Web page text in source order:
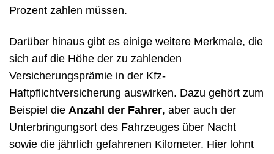
Prozent zahlen müssen.
Darüber hinaus gibt es einige weitere Merkmale, die
sich auf die Höhe der zu zahlenden
Versicherungsprämie in der Kfz-
Haftpflichtversicherung auswirken. Dazu gehört zum
Beispiel die Anzahl der Fahrer, aber auch der
Unterbringungsort des Fahrzeuges über Nacht
sowie die jährlich gefahrenen Kilometer. Hier lohnt